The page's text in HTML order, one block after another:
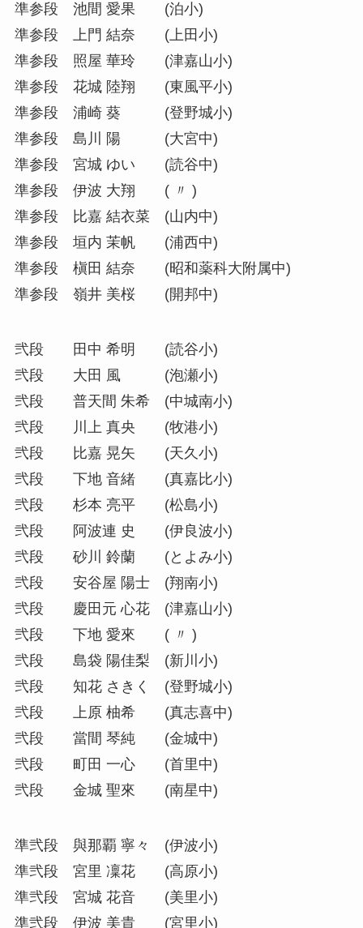
準参段 池間 愛果 (泊小)
準参段 上門 結奈 (上田小)
準参段 照屋 華玲 (津嘉山小)
準参段 花城 陸翔 (東風平小)
準参段 浦崎 葵 (登野城小)
準参段 島川 陽 (大宮中)
準参段 宮城 ゆい (読谷中)
準参段 伊波 大翔 ( 〃 )
準参段 比嘉 結衣菜 (山内中)
準参段 垣内 茉帆 (浦西中)
準参段 槇田 結奈 (昭和薬科大附属中)
準参段 嶺井 美桜 (開邦中)
弐段 田中 希明 (読谷小)
弐段 大田 風 (泡瀬小)
弐段 普天間 朱希 (中城南小)
弐段 川上 真央 (牧港小)
弐段 比嘉 晃矢 (天久小)
弐段 下地 音緒 (真嘉比小)
弐段 杉本 亮平 (松島小)
弐段 阿波連 史 (伊良波小)
弐段 砂川 鈴蘭 (とよみ小)
弐段 安谷屋 陽士 (翔南小)
弐段 慶田元 心花 (津嘉山小)
弐段 下地 愛來 ( 〃 )
弐段 島袋 陽佳梨 (新川小)
弐段 知花 さきく (登野城小)
弐段 上原 柚希 (真志喜中)
弐段 當間 琴純 (金城中)
弐段 町田 一心 (首里中)
弐段 金城 聖來 (南星中)
準弐段 與那覇 寧々 (伊波小)
準弐段 宮里 凜花 (高原小)
準弐段 宮城 花音 (美里小)
準弐段 伊波 美貴 (宮里小)